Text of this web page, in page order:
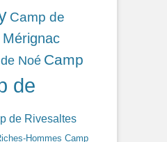
Camp de
Noé Camp
de
de Rivesaltes
Hommes Camp